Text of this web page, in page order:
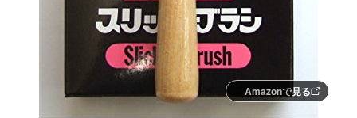
Amazonで見る